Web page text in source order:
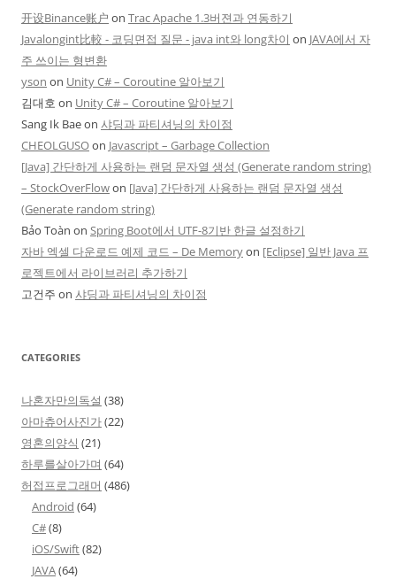
开设Binance账户 on Trac Apache 1.3버젼과 연동하기
Javalongint比較 - 코딩면접 질문 - java int와 long차이 on JAVA에서 자
주 쓰이는 형변환
yson on Unity C# – Coroutine 알아보기
김대호 on Unity C# – Coroutine 알아보기
Sang Ik Baeon 샤딩과 파티셔닝의 차이점
CHEOLGUSOon Javascript – Garbage Collection
[Java] 간단하게 사용하는 랜덤 문자열 생성 (Generate random string)
– StockOverFlowon [Java] 간단하게 사용하는 랜덤 문자열 생성
(Generate random string)
Bảo Toàn on Spring Boot에서 UTF-8기반 한글 설정하기
자바 엑셀 다운로드 예제 코드 – De Memoryon [Eclipse] 일반 Java 프
로젝트에서 라이브러리 추가하기
고건주 on 샤딩과 파티셔닝의 차이점
CATEGORIES
나혼자만의독설 (38)
아마츄어사진가(22)
영혼의양식 (21)
하루를살아가며 (64)
허접프로그래머 (486)
Android (64)
C#(8)
iOS/Swift(82)
JAVA(64)